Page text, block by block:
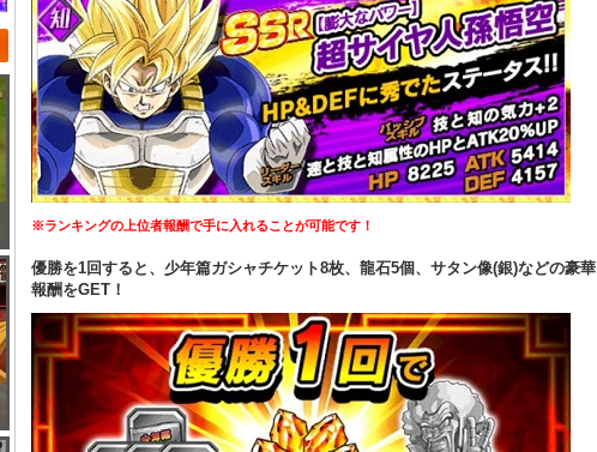
※ランキングの上位者報酬で手に入れることが可能です！
優勝を1回すると、少年篇ガシャチケット8枚、龍石5個、サタン像(銀)などの豪華
報酬をGET！